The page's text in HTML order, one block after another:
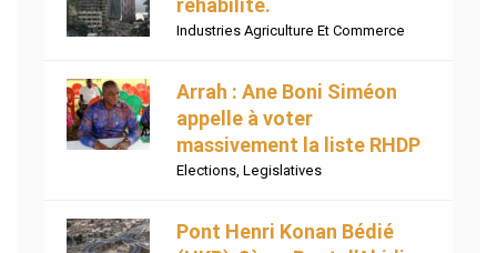
réhabilité.
Industries Agriculture Et Commerce
Arrah : Ane Boni Siméon
appelle à voter
massivement la liste RHDP
Elections, Legislatives
Pont Henri Konan Bédié